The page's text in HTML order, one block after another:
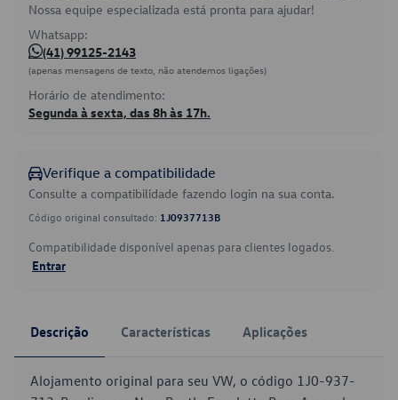
Nossa equipe especializada está pronta para ajudar!
Whatsapp:
(41) 99125-2143
(apenas mensagens de texto, não atendemos ligações)
Horário de atendimento:
Segunda à sexta, das 8h às 17h.
Verifique a compatibilidade
Consulte a compatibilidade fazendo login na sua conta.
Código original consultado: 1J0937713B
Compatibilidade disponível apenas para clientes logados.
Entrar
Descrição Características Aplicações
Alojamento original para seu VW, o código 1J0-937-